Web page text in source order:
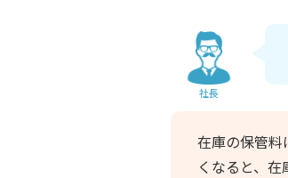
社長
在庫の保管
くなると、